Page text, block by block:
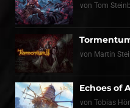
von Tom
von Martin
Echoes of
von Tobias